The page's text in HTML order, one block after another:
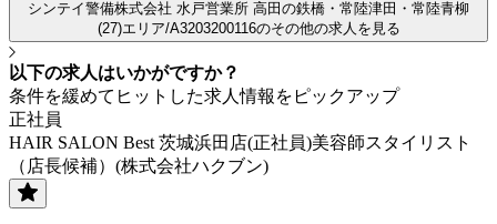
シンテイ警備株式会社 水戸営業所 高田の鉄橋・常陸津田・常陸青柳
(27)エリア/A3203200116のその他の求人を見る
以下の求人はいかがですか？
条件を緩めてヒットした求人情報をピックアップ
正社員
HAIR SALON Best 茨城浜田店(正社員)美容師スタイリスト
（店長候補）(株式会社ハクブン)